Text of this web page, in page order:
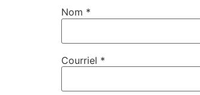
Nom *
Courriel *